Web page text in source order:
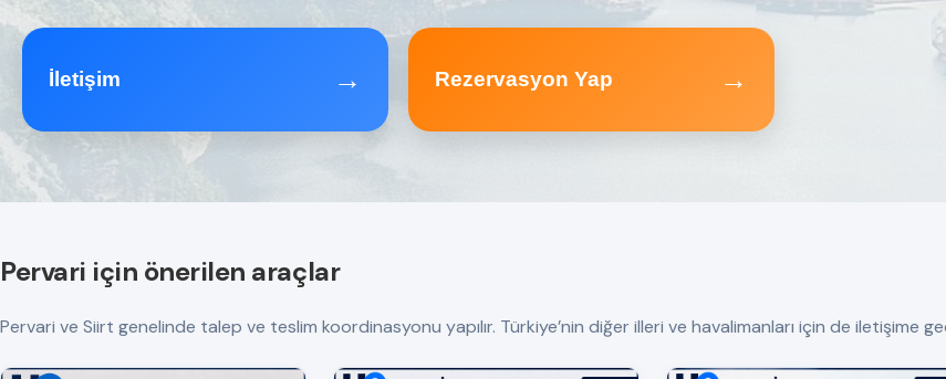
İletişim → Rezervasyon Yap →
Pervari için önerilen araçlar
Pervari ve Siirt genelinde talep ve teslim koordinasyonu yapılır. Türkiye’nin diğer illeri ve havalimanları için de iletişime